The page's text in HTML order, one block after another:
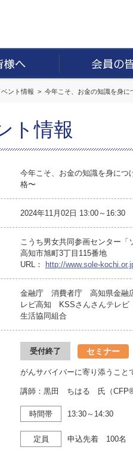
ベント情報 今年こそ、お金の知識を身に
ト情報
今年こそ、お金の知識を身につ
格〜
2024年11月02日 13:00～16:30
こうち男女共同参画センター「
高知市旭町3丁目115番地
URL：
http://www.sole-
金融庁 消費者庁 高知県金
レビ高知 KSSさんさんテレ
生活協同組合
受付終了 セミナー
がんサバイバーに寄り添うこと
講師：黒田 ちはる 氏（CFP®
時間帯 13:30～14:30
定員 申込先着 100名